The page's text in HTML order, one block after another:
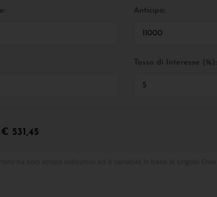
Anticipo:
Tasso di Interesse (%):
€ 531,45